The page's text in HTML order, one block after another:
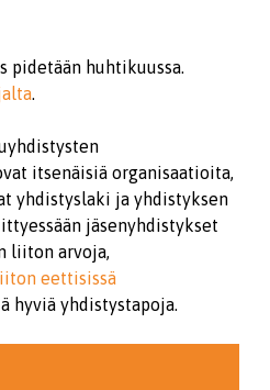
pidetään huhtikuussa.
.
itsenäisiä organisaatioita,
yhdistyslaki ja yhdistyksen
jäsenyhdistykset
liiton arvoja,
eettisissä
hyviä yhdistystapoja.